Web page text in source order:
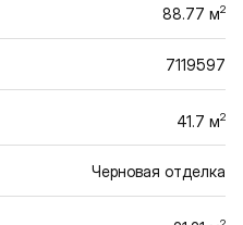
88.77 м2
7119597
41.7 м2
Черновая отделка